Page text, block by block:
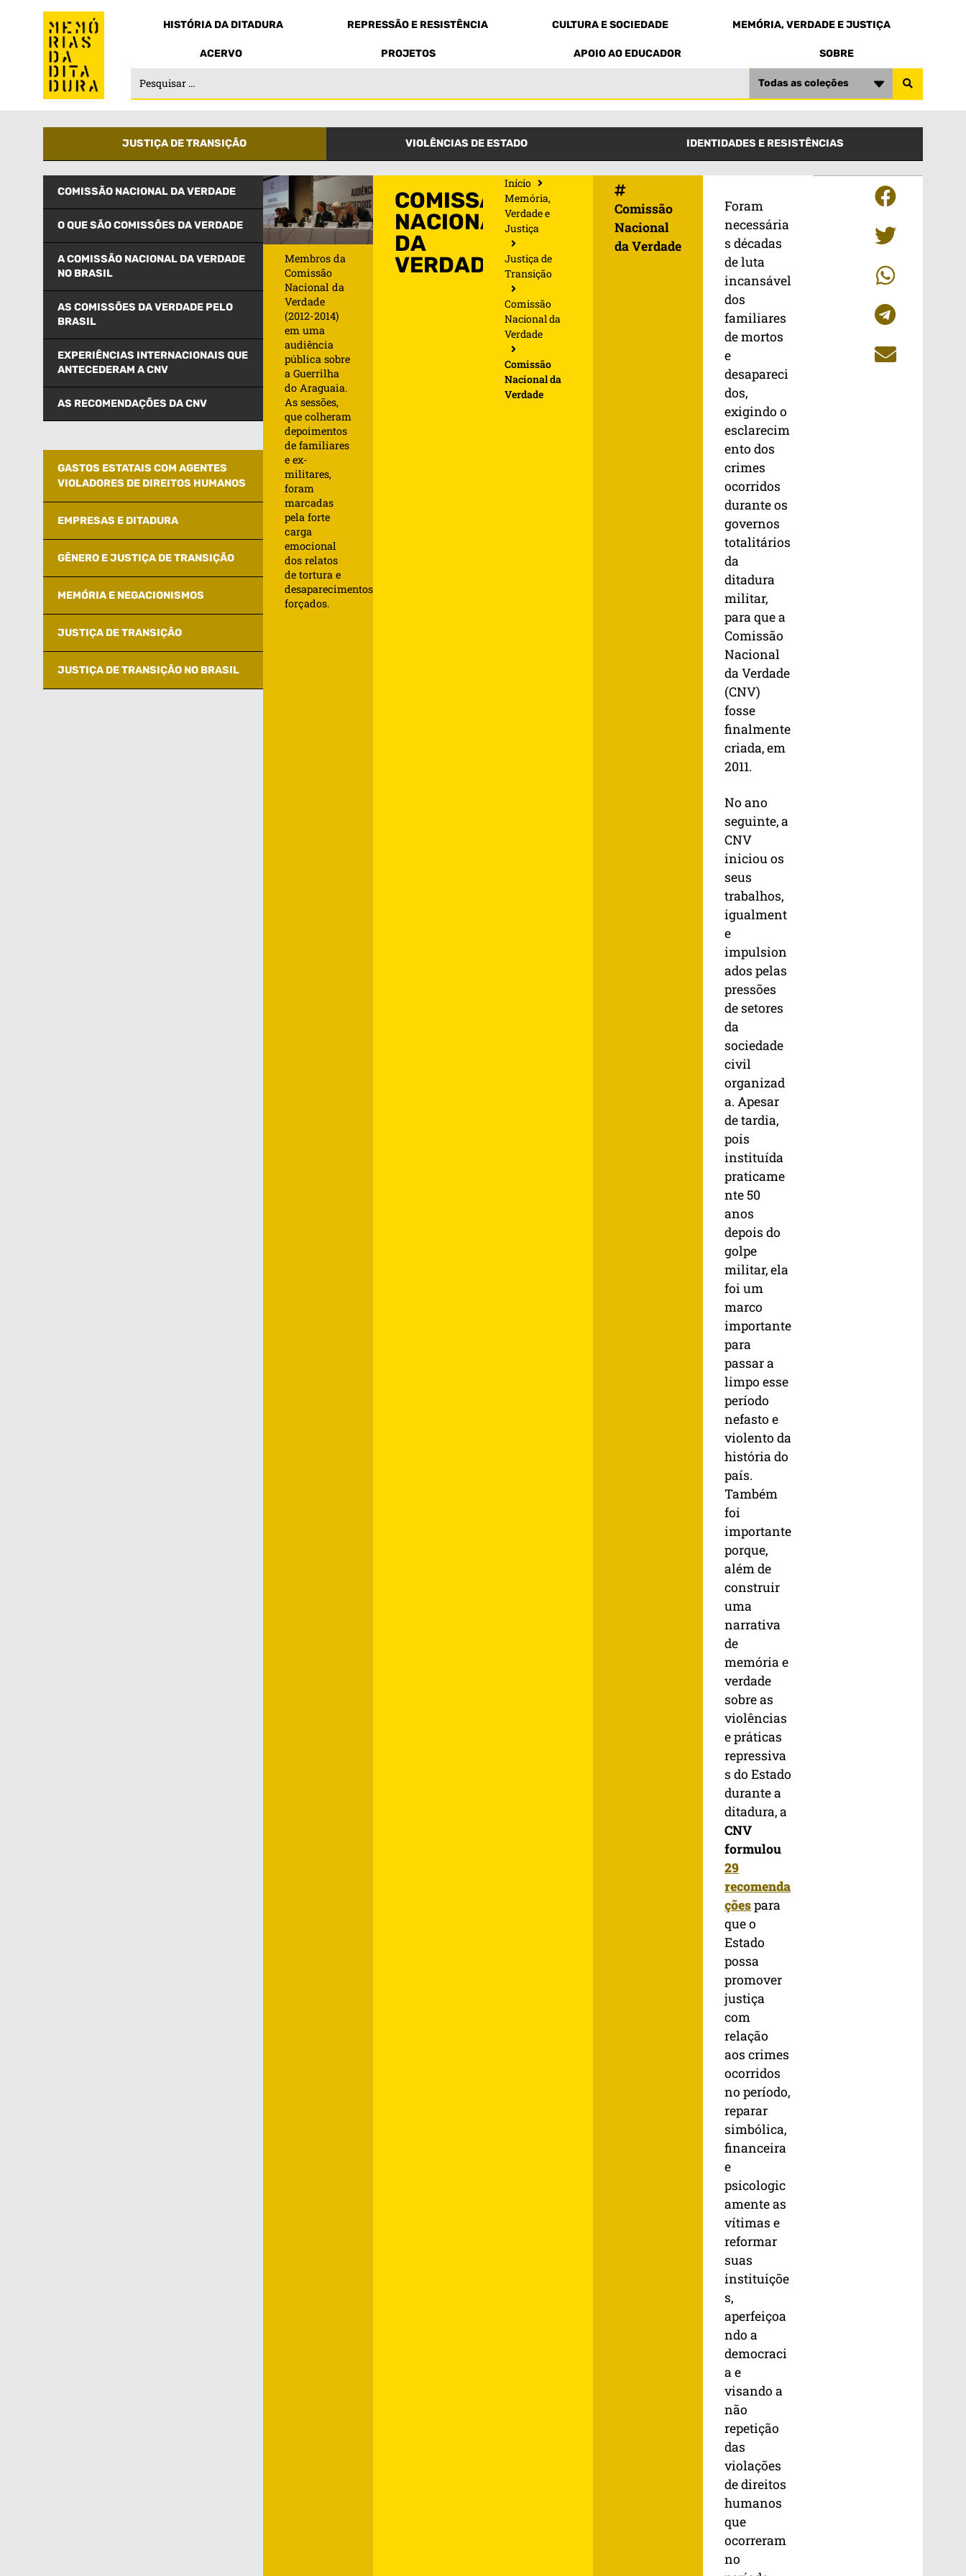
HISTÓRIA DA DITADURA REPRESSÃO E RESISTÊNCIA CULTURA E SOCIEDADE MEMÓRIA, VERDADE E JUSTIÇA
ACERVO PROJETOS APOIO AO EDUCADOR SOBRE
Todas as coleções
JUSTIÇA DE TRANSIÇÃO VIOLÊNCIAS DE ESTADO IDENTIDADES E RESISTÊNCIAS
COMISSÃO NACIONAL DA VERDADE
O QUE SÃO COMISSÕES DA VERDADE
A COMISSÃO NACIONAL DA VERDADE
NO BRASIL
AS COMISSÕES DA VERDADE PELO
BRASIL
EXPERIÊNCIAS INTERNACIONAIS QUE
ANTECEDERAM A CNV
AS RECOMENDAÇÕES DA CNV
GASTOS ESTATAIS COM AGENTES
VIOLADORES DE DIREITOS HUMANOS
EMPRESAS E DITADURA
GÊNERO E JUSTIÇA DE TRANSIÇÃO
MEMÓRIA E NEGACIONISMOS
JUSTIÇA DE TRANSIÇÃO
JUSTIÇA DE TRANSIÇÃO NO BRASIL
Membros da
Comissão
Nacional da
Verdade
(2012-2014)
em uma
audiência
pública sobre
a Guerrilha
do Araguaia.
As sessões,
que colheram
depoimentos
de familiares
e ex-
militares,
foram
marcadas
pela forte
carga
emocional
dos relatos
de tortura e
desaparecimentos
forçados.
COMISSÃO
NACIONAL
DA
VERDADE
Início
Memória,
Verdade e
Justiça
Justiça de
Transição
Comissão
Nacional da
Verdade
Comissão
Nacional da
Verdade
Comissão
Nacional
da Verdade
Foram
necessária
s décadas
de luta
incansável
dos
familiares
de mortos
e
desapareci
dos,
exigindo o
esclarecim
ento dos
crimes
ocorridos
durante os
governos
totalitários
da
ditadura
militar,
para que a
Comissão
Nacional
da Verdade
(CNV)
fosse
finalmente
criada, em
2011.
No ano
seguinte, a
CNV
iniciou os
seus
trabalhos,
igualment
e
impulsion
ados pelas
pressões
de setores
da
sociedade
civil
organizad
a. Apesar
de tardia,
pois
instituída
praticame
nte 50
anos
depois do
golpe
militar, ela
foi um
marco
importante
para
passar a
limpo esse
período
nefasto e
violento da
história do
país.
Também
foi
importante
porque,
além de
construir
uma
narrativa
de
memória e
verdade
sobre as
violências
e práticas
repressiva
s do Estado
durante a
ditadura, a
CNV
formulou
29
recomenda
çõespara
que o
Estado
possa
promover
justiça
com
relação
aos crimes
ocorridos
no período,
reparar
simbólica,
financeira
e
psicologic
amente as
vítimas e
reformar
suas
instituiçõe
s,
aperfeiçoa
ndo a
democraci
a e
visando a
não
repetição
das
violações
de direitos
humanos
que
ocorreram
no